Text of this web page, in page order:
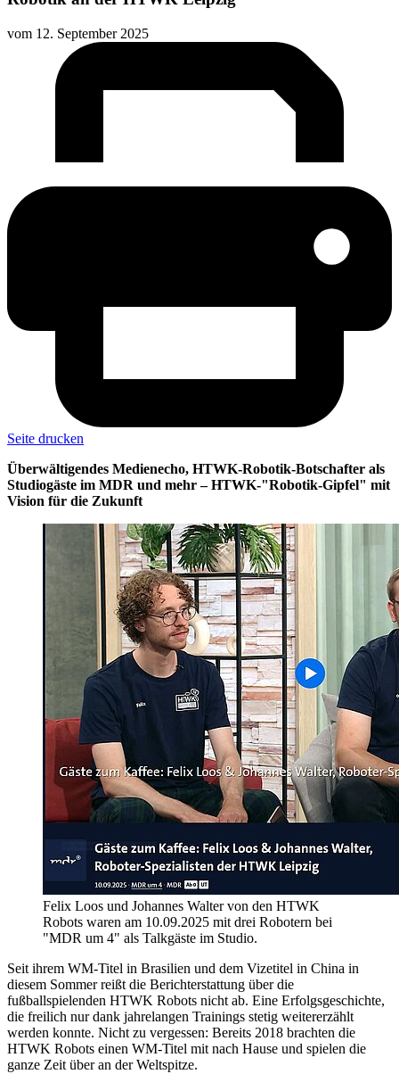
vom 12. September 2025
Seite drucken
Überwältigendes Medienecho, HTWK-Robotik-Botschafter als
Studiogäste im MDR und mehr – HTWK-"Robotik-Gipfel" mit
Vision für die Zukunft
Felix Loos und Johannes Walter von den HTWK
Robots waren am 10.09.2025 mit drei Robotern bei
"MDR um 4" als Talkgäste im Studio.
Seit ihrem WM-Titel in Brasilien und dem Vizetitel in China in
diesem Sommer reißt die Berichterstattung über die
fußballspielenden HTWK Robots nicht ab. Eine Erfolgsgeschichte,
die freilich nur dank jahrelangen Trainings stetig weitererzählt
werden konnte. Nicht zu vergessen: Bereits 2018 brachten die
HTWK Robots einen WM-Titel mit nach Hause und spielen die
ganze Zeit über an der Weltspitze.